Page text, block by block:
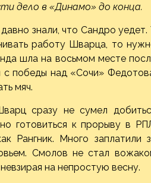
дело в «Динамо» до конца.
знали, что Сандро уедет.
работу Шварца, то
шла на восьмом месте
победы над «Сочи»
мяч.
сразу не сумел
готовиться к прорыву в
Рангник. Много заплатили
Смолов не стал
на непростую весну.